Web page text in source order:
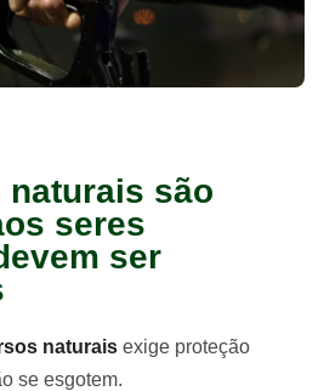
são
seres
ser
naturais exige proteção
se esgotem.